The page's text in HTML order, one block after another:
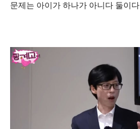
문제는 아이가 하나가 아니다 둘이다